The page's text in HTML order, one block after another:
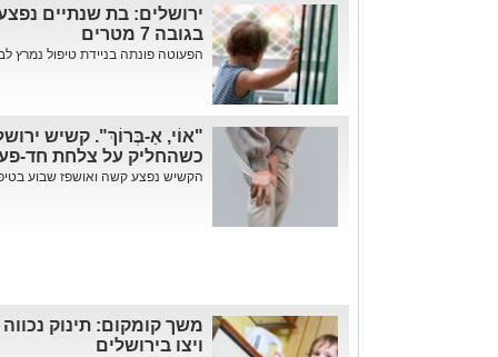
ירושלים: בת שנתיים
בגובה 7 מטרים
הפעוטה פונתה בניידת טיפול נמרץ
"אוֹי, אַ-בְּרוֹךְ". קשיש
כשהחליק על צלחת חד-
הקשיש נפצע קשה ואושפז שבוע
משך קומקום: תינוק
ויצו בירושלים